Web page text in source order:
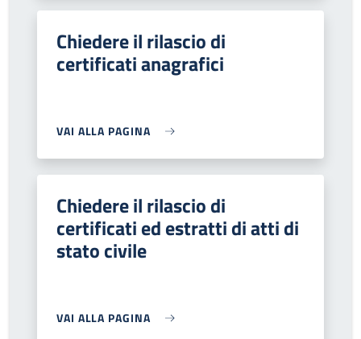
Chiedere il rilascio di
certificati anagrafici
VAI ALLA PAGINA
Chiedere il rilascio di
certificati ed estratti di atti di
stato civile
VAI ALLA PAGINA